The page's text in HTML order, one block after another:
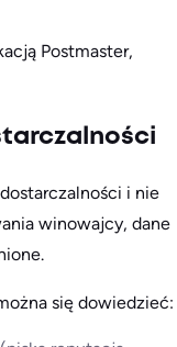
Postmaster,
i nie
winowajcy, dane
się dowiedzieć: